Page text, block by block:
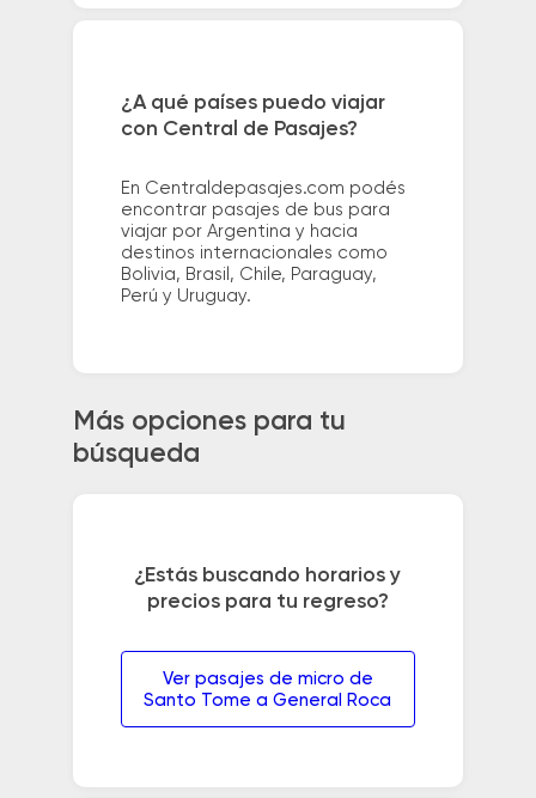
¿A qué países puedo viajar
con Central de Pasajes?
En Centraldepasajes.com podés
encontrar pasajes de bus para
viajar por Argentina y hacia
destinos internacionales como
Bolivia, Brasil, Chile, Paraguay,
Perú y Uruguay.
Más opciones para tu
búsqueda
¿Estás buscando horarios y
precios para tu regreso?
Ver pasajes de micro de
Santo Tome a General Roca